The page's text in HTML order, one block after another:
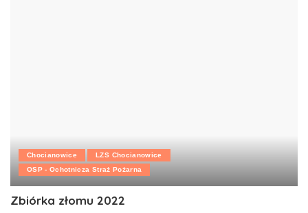
Chocianowice
LZS Chocianowice
OSP - Ochotnicza Straż Pożarna
Zbiórka złomu 2022